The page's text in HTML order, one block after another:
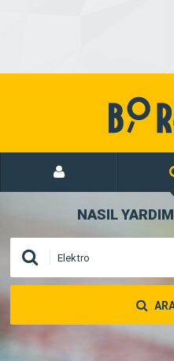
NASIL